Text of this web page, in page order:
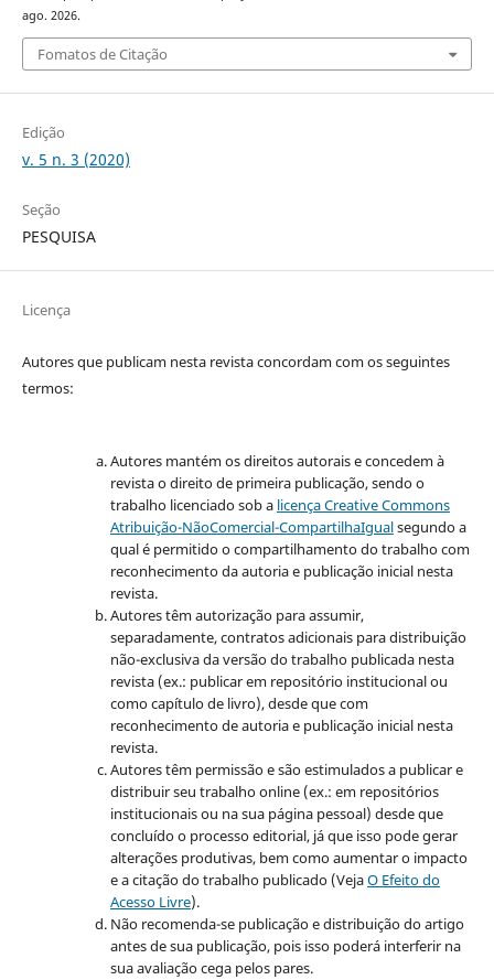
ago. 2026.
Fomatos de Citação
Edição
v. 5 n. 3 (2020)
Seção
PESQUISA
Licença
Autores que publicam nesta revista concordam com os seguintes
termos:
Autores mantém os direitos autorais e concedem à
revista o direito de primeira publicação, sendo o
trabalho licenciado sob a licença Creative Commons
Atribuição-NãoComercial-CompartilhaIgualsegundo a
qual é permitido o compartilhamento do trabalho com
reconhecimento da autoria e publicação inicial nesta
revista.
Autores têm autorização para assumir,
separadamente, contratos adicionais para distribuição
não-exclusiva da versão do trabalho publicada nesta
revista (ex.: publicar em repositório institucional ou
como capítulo de livro), desde que com
reconhecimento de autoria e publicação inicial nesta
revista.
Autores têm permissão e são estimulados a publicar e
distribuir seu trabalho online (ex.: em repositórios
institucionais ou na sua página pessoal) desde que
concluído o processo editorial, já que isso pode gerar
alterações produtivas, bem como aumentar o impacto
e a citação do trabalho publicado (VejaO Efeito do
Acesso Livre).
Não recomenda-se publicação e distribuição do artigo
antes de sua publicação, pois isso poderá interferir na
sua avaliação cega pelos pares.